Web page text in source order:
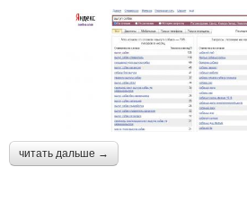
читать дальше →